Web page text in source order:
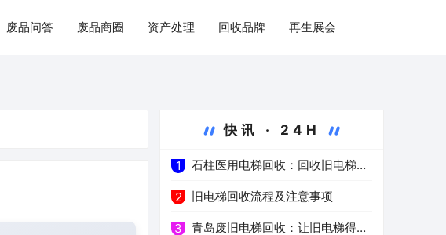
废品问答 废品商圈 资产处理 回收品牌 再生展会
快讯 · 24H
1 石柱医用电梯回收：回收旧电梯，
推进绿色医疗
2 旧电梯回收流程及注意事项
3 青岛废旧电梯回收：让旧电梯得到